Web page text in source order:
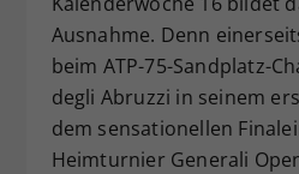
Ausnahme. Denn
beim ATP-75-Sandplatz-
degli Abruzzi in seinem
dem sensationellen
Heimturnier Generali
Zweck
Dieser Wert
Einstellungen.
zufällig
historische
vorgenommen
Webseiten-